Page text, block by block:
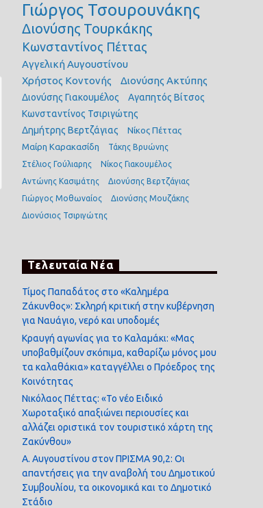
Γιώργος Τσουρουνάκης
Διονύσης Τουρκάκης
Κωνσταντίνος Πέττας
Αγγελική Αυγουστίνου
Χρήστος Κοντονής
Διονύσης Ακτύπης
Διονύσης Γιακουμέλος
Αγαπητός Βίτσος
Κωνσταντίνος Τσιριγώτης
Δημήτρης Βερτζάγιας
Νίκος Πέττας
Μαίρη Καρακασίδη
Τάκης Βρυώνης
Στέλιος Γούλιαρης
Νίκος Γιακουμέλος
Αντώνης Κασιμάτης
Διονύσης Βερτζάγιας
Γιώργος Μοθωναίος
Διονύσης Μουζάκης
Διονύσιος Τσιριγώτης
Τελευταία Νέα
Τίμος Παπαδάτος στο «Καλημέρα
Ζάκυνθος»: Σκληρή κριτική στην κυβέρνηση
για Ναυάγιο, νερό και υποδομές
Κραυγή αγωνίας για το Καλαμάκι: «Μας
υποβαθμίζουν σκόπιμα, καθαρίζω μόνος μου
τα καλαθάκια» καταγγέλλει ο Πρόεδρος της
Κοινότητας
Νικόλαος Πέττας: «Το νέο Ειδικό
Χωροταξικό απαξιώνει περιουσίες και
αλλάζει οριστικά τον τουριστικό χάρτη της
Ζακύνθου»
Α. Αυγουστίνου στον ΠΡΙΣΜΑ 90,2: Οι
απαντήσεις για την αναβολή του Δημοτικού
Συμβουλίου, τα οικονομικά και το Δημοτικό
Στάδιο